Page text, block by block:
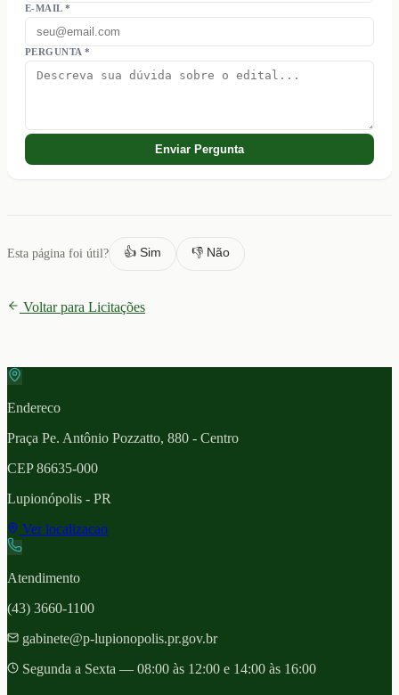
E-MAIL *
PERGUNTA *
Enviar Pergunta
Esta página foi útil? 👍 Sim 👎 Não
Voltar para Licitações
Endereco
Praça Pe. Antônio Pozzatto, 880 - Centro
CEP86635-000
Lupionópolis - PR
Ver localizacao
Atendimento
(43) 3660-1100
gabinete@p-lupionopolis.pr.gov.br
Segunda a Sexta — 08:00 às 12:00 e 14:00 às 16:00